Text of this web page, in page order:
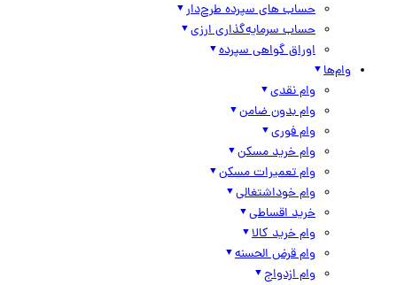
حساب های سپرده طرح‌دار
حساب سرمایه‌گذاری ارزی
اوراق گواهی سپرده
وام‌ها
وام نقدی
وام بدون ضامن
وام فوری
وام خرید مسکن
وام تعمیرات مسکن
وام خوداشتغالی
خرید اقساطی
وام خرید کالا
وام قرض الحسنه
وام ازدواج